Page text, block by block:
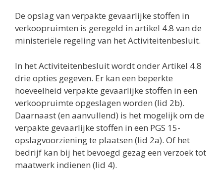
De opslag van verpakte gevaarlijke stoffen in
verkoopruimten is geregeld in artikel 4.8 van de
ministeriële regeling van het Activiteitenbesluit.
In het Activiteitenbesluit wordt onder Artikel 4.8
drie opties gegeven. Er kan een beperkte
hoeveelheid verpakte gevaarlijke stoffen in een
verkoopruimte opgeslagen worden (lid 2b).
Daarnaast (en aanvullend) is het mogelijk om de
verpakte gevaarlijke stoffen in een PGS 15-
opslagvoorziening te plaatsen (lid 2a). Of het
bedrijf kan bij het bevoegd gezag een verzoek tot
maatwerk indienen (lid 4).